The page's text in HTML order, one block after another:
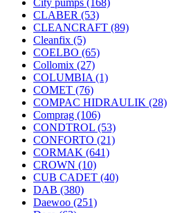
City pumps (168)
CLABER (53)
CLEANCRAFT (89)
Cleanfix (5)
COELBO (65)
Collomix (27)
COLUMBIA (1)
COMET (76)
COMPAC HIDRAULIK (28)
Comprag (106)
CONDTROL (53)
CONFORTO (21)
CORMAK (641)
CROWN (10)
CUB CADET (40)
DAB (380)
Daewoo (251)